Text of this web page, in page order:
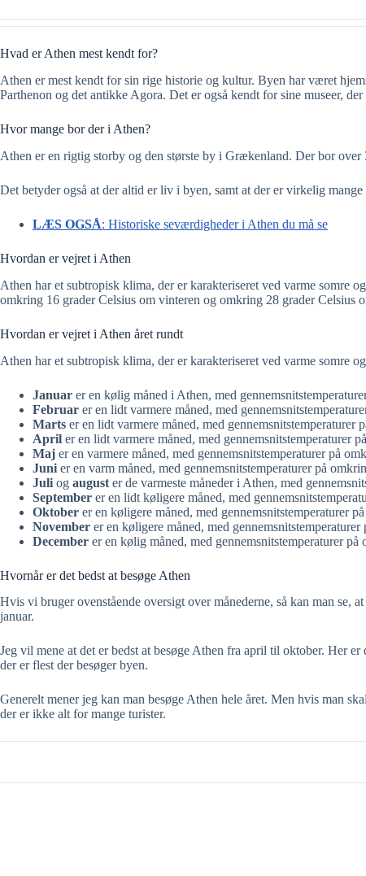
Hvad er Athen mest kendt for?
Athen er mest kendt for sin rige historie og kultur. Byen har været
Parthenon og det antikke Agora. Det er også kendt for sine museer,
Hvor mange bor der i Athen?
Athen er en rigtig storby og den største by i Grækenland. Der bor over
Det betyder også at der altid er liv i byen, samt at der er virkelig
LÆS OGSÅ: Historiske seværdigheder i Athen du må se
Hvordan er vejret i Athen
Athen har et subtropisk klima, der er karakteriseret ved varme somre
omkring 16 grader Celsius om vinteren og omkring 28 grader Celsius
Hvordan er vejret i Athen året rundt
Athen har et subtropisk klima, der er karakteriseret ved varme somre
Januar er en kølig måned i Athen, med
Februar er en lidt varmere måned, med
Marts er en lidt varmere måned, med gennemsnitstemperaturer
April er en lidt varmere måned, med gennemsnitstemperaturer
Maj er en varmere måned, med gennemsnitstemperaturer på
Juni er en varm måned, med gennemsnitstemperaturer på
Juli og august er de varmeste måneder i Athen, med
September er en lidt køligere måned, med
Oktober er en køligere måned, med gennemsnitstemperaturer
November er en køligere måned, med
December er en kølig måned, med gennemsnitstemperaturer
Hvornår er det bedst at besøge Athen
Hvis vi bruger ovenstående oversigt over månederne, så kan man se,
januar.
Jeg vil mene at det er bedst at besøge Athen fra april til oktober. Her
der er flest der besøger byen.
Generelt mener jeg kan man besøge Athen hele året. Men hvis man
der er ikke alt for mange turister.